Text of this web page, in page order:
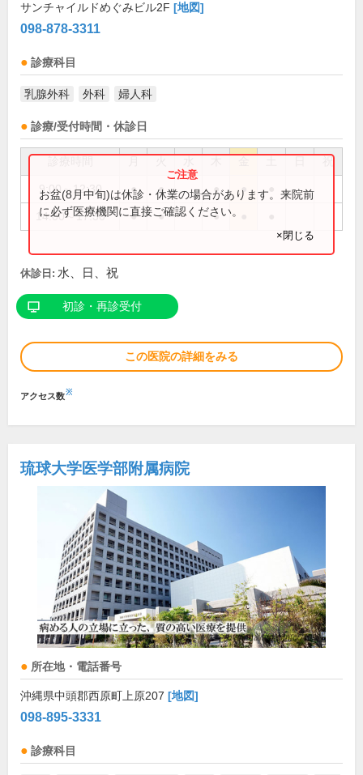
サンチャイルドめぐみビル2F [地図]
098-878-3311
診療科目
乳腺外科 外科 婦人科
診療/受付時間・休診日
祝
9:00～12:30 ● ● ● ●
14:00～17:30 ● ● ●
お盆(8月中旬)は休診・休業の場合があります。来院前
に必ず医療機関に直接ご確認ください。
×閉じる
休診日: 水、日、祝
初診・再診受付
この医院の詳細をみる
アクセス数※
琉球大学医学部附属病院
所在地・電話番号
沖縄県中頭郡西原町上原207 [地図]
098-895-3331
診療科目